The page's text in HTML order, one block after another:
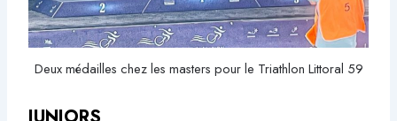
Deux médailles chez les masters pour le Triathlon Littoral 59